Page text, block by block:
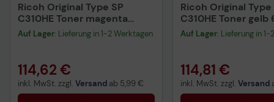
Ricoh Original Type SP
C310HE Toner magenta
6.000 Seiten (406481) für SP
C320DN
Auf Lager: Lieferung in 1-2 Werktagen
114,62 €
inkl. MwSt. zzgl. Versand ab 5,99 €
Ricoh Original Type
C310HE Toner gelb
Seiten (406482) für
C320DN
Auf Lager: Lieferung in
114,81 €
inkl. MwSt. zzgl. Versand